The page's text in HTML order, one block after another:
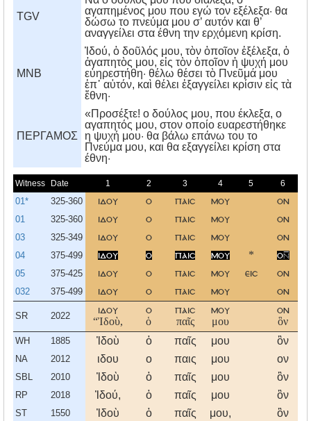
TGV
αγαπημένος μου που εγώ τον εξέλεξα· θα
δώσω το πνεύμα μου σ’ αυτόν και θ’
αναγγείλει στα έθνη την ερχόμενη κρίση.
MNB
Ἰδού, ὁ δοῦλός μου, τὸν ὁποῖον ἐξέλεξα, ὁ
ἀγαπητὸς μου, εἰς τὸν ὁποῖον ἡ ψυχή μου
εὐηρεστήθη· θέλω θέσει τὸ Πνεῦμά μου
ἐπ᾿ αὐτόν, καὶ θέλει ἐξαγγείλει κρίσιν εἰς τὰ
ἔθνη·
ΠΕΡΓΑΜΟΣ
«Προσέξτε! ο δούλος μου, που έκλεξα, ο
αγαπητός μου, στον οποίο ευαρεστήθηκε
η ψυχή μου· θα βάλω επάνω του το
Πνεύμα μου, και θα εξαγγείλει κρίση στα
έθνη·
Witness Date 1 2 3 4 5 6
01* 325-360 ιδου ο παισ μου ον
01 325-360 ιδου ο παισ μου ον
03 325-349 ιδου ο παισ μου ον
04 375-499 ιδου ο παισ μου * ο
05 375-425 ιδου ο παισ μου εισ ον
032 375-499 ιδου ο παισ μου ον
SR 2022
ιδου
“Ἰδοὺ,
ο
ὁ
παισ
παῖς
μου
μου
ον
ὃν
WH 1885 Ἰδοὺ ὁ παῖς μου ὃν
NA 2012 ιδου ο παις μου ον
SBL 2010 Ἰδοὺ ὁ παῖς μου ὃν
RP 2018 Ἰδού, ὁ παῖς μου ὃν
ST 1550 Ἰδοὺ ὁ παῖς μου, ὃν